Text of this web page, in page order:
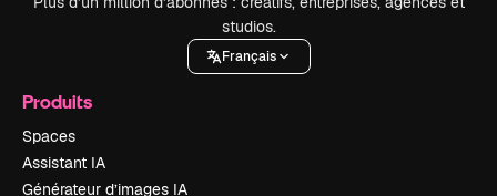
studios.
Français
Produits
Spaces
Assistant IA
Générateur d’images IA